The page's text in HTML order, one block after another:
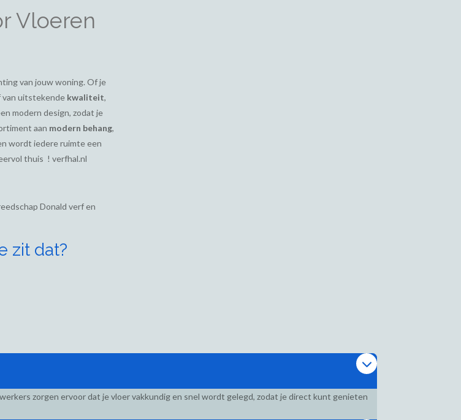
Vloeren
van jouw woning. Of je
van uitstekende kwaliteit,
modern design, zodat je
aan modern behang,
wordt iedere ruimte een
thuis ! verfhal.nl
Donald verf en
zit dat?
zorgen ervoor dat je vloer vakkundig en snel wordt gelegd, zodat je direct kunt genieten